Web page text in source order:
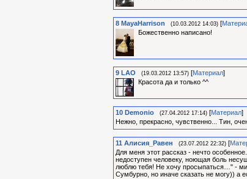
8 MayaHarrison (10.03.2012 14:03) [
Божественно написано!
9 LAO (19.03.2012 13:57) [Материал]
Красота да и только ^^
10 Demonio (27.04.2012 17:14) [Материал]
Нежно, прекрасно, чувственно... Тин,
11 Алиcия_Равен (23.07.2012 22:32) [
Для меня этот рассказ - нечто
недоступен человеку, ноющая боль
люблю тебя! Не хочу просыпаться…" -
Сумбурно, но иначе сказать не могу)) а